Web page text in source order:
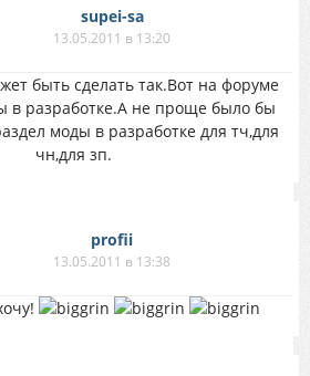
supei-sa
13.05.2011 в 13:20
быть сделать так.Вот на форуме
в разработке.А не проще было бы
моды в разработке для тч,для
чн,для зп.
profii
13.05.2011 в 13:38